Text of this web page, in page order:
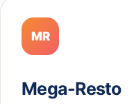
MR
Mega-Resto